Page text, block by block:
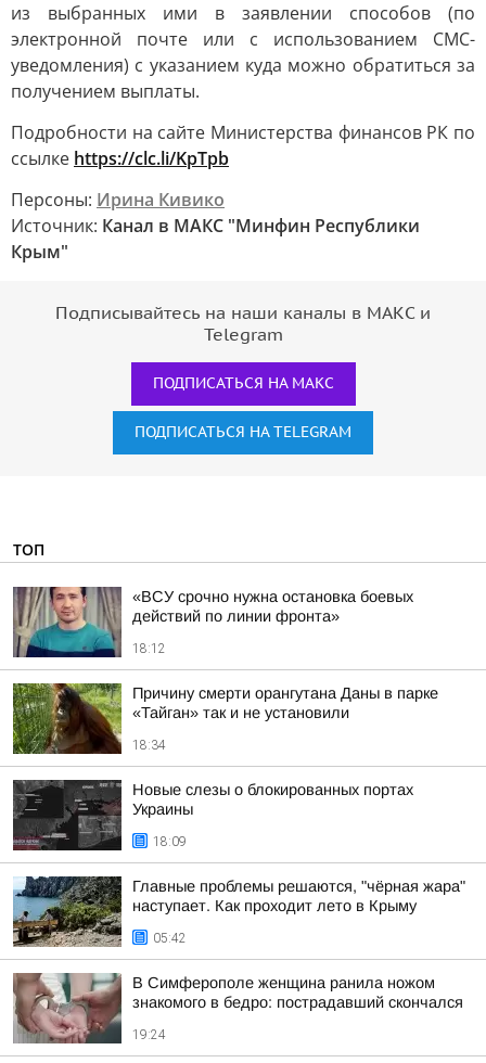
из выбранных ими в заявлении способов (по
электронной почте или с использованием СМС-
уведомления) с указанием куда можно обратиться за
получением выплаты.
Подробности на сайте Министерства финансов РК по
ссылке https://clc.li/KpTpb
Персоны: Ирина Кивико
Источник: Канал в МАКС "Минфин Республики
Крым"
Подписывайтесь на наши каналы в МАКС и
Telegram
ПОДПИСАТЬСЯ НА МАКС
ПОДПИСАТЬСЯ НА TELEGRAM
ТОП
«ВСУ срочно нужна остановка боевых
действий по линии фронта»
18:12
Причину смерти орангутана Даны в парке
«Тайган» так и не установили
18:34
Новые слезы о блокированных портах
Украины
18:09
Главные проблемы решаются, "чёрная жара"
наступает. Как проходит лето в Крыму
05:42
В Симферополе женщина ранила ножом
знакомого в бедро: пострадавший скончался
19:24